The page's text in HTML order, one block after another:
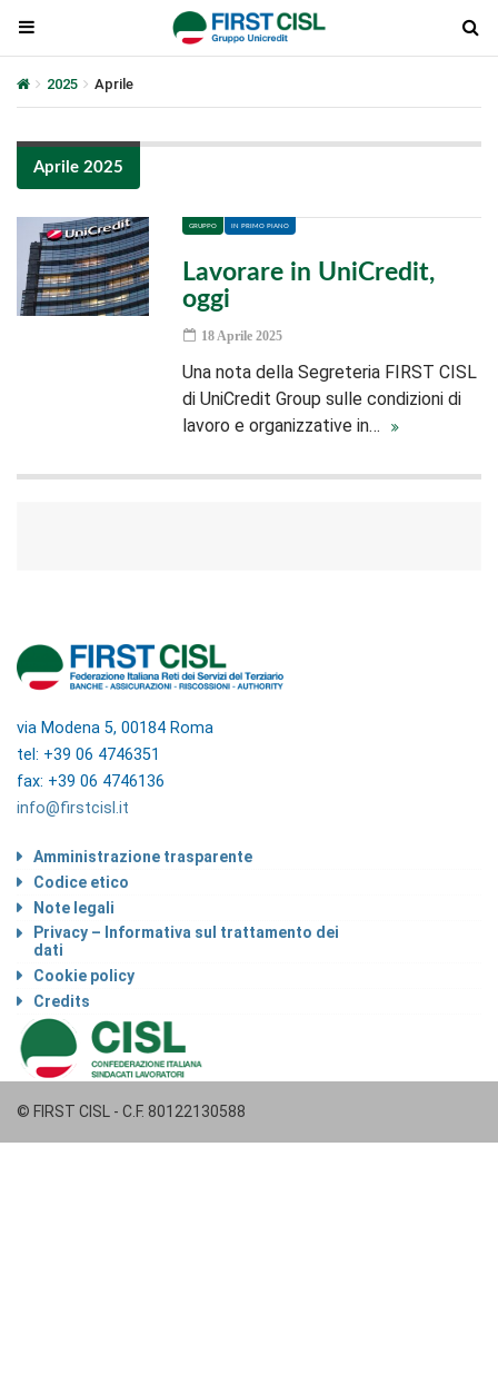
2025 Aprile
Aprile 2025
GRUPPO IN PRIMO PIANO
Lavorare in UniCredit,
oggi
18 Aprile 2025
Una nota della Segreteria FIRST CISL
di UniCredit Group sulle condizioni di
lavoro e organizzative in…
via Modena 5, 00184 Roma
tel: +39 06 4746351
fax: +39 06 4746136
info@firstcisl.it
Amministrazione trasparente
Codice etico
Note legali
Privacy – Informativa sul trattamento dei
dati
Cookie policy
Credits
© FIRST CISL - C.F. 80122130588